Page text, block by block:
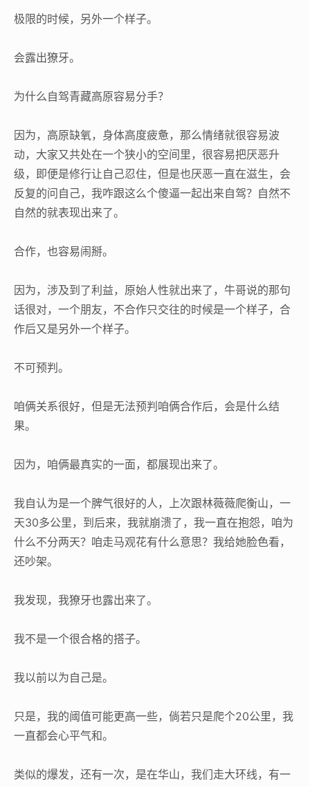
极限的时候，另外一个样子。
会露出獠牙。
为什么自驾青藏高原容易分手？
因为，高原缺氧，身体高度疲惫，那么情绪就很容易波
动，大家又共处在一个狭小的空间里，很容易把厌恶升
级，即便是修行让自己忍住，但是也厌恶一直在滋生，会
反复的问自己，我咋跟这么个傻逼一起出来自驾？自然不
自然的就表现出来了。
合作，也容易闹掰。
因为，涉及到了利益，原始人性就出来了，牛哥说的那句
话很对，一个朋友，不合作只交往的时候是一个样子，合
作后又是另外一个样子。
不可预判。
咱俩关系很好，但是无法预判咱俩合作后，会是什么结
果。
因为，咱俩最真实的一面，都展现出来了。
我自认为是一个脾气很好的人，上次跟林薇薇爬衡山，一
天30多公里，到后来，我就崩溃了，我一直在抱怨，咱为
什么不分两天？咱走马观花有什么意思？我给她脸色看，
还吵架。
我发现，我獠牙也露出来了。
我不是一个很合格的搭子。
我以前以为自己是。
只是，我的阈值可能更高一些，倘若只是爬个20公里，我
一直都会心平气和。
类似的爆发，还有一次，是在华山，我们走大环线，有一